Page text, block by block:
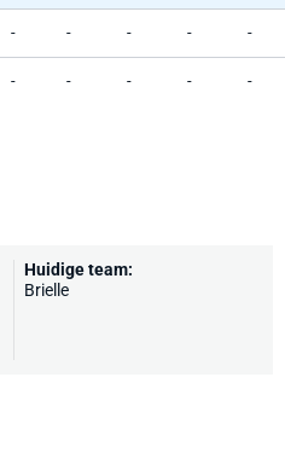
- - - - -
- - - - -
Huidige team:
Brielle